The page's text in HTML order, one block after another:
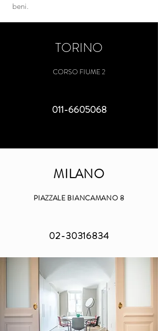
beni.
TORINO
CORSO FIUME 2
011-6605068
MILANO
PIAZZALE BIANCAMANO 8
02-30316834